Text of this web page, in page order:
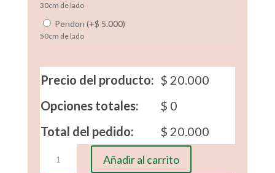
30cm de lado
Pendon (+$ 5.000)
50cm de lado
Precio del producto: $ 20.000
Opciones totales:
$ 0
Total del pedido:
$ 20.000
Añadir al carrito